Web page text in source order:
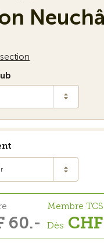
60.-
Membre TCS
Dès